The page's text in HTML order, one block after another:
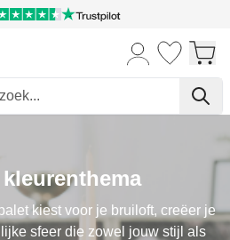
kiest voor je bruiloft, creëer je
sfeer die zowel jouw stijl als